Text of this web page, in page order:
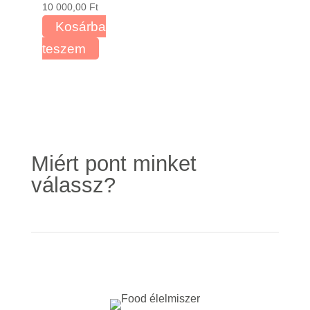
10 000,00 Ft
Kosárba
teszem
Miért pont minket
válassz?